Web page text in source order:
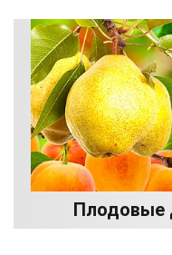
Плодовые